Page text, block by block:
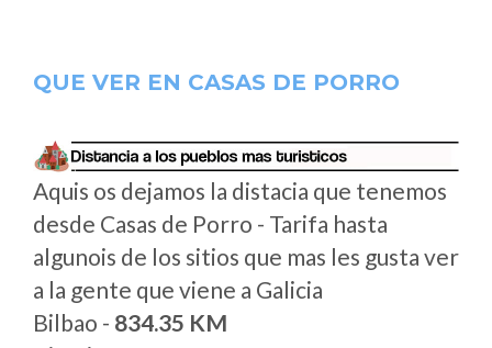
QUE VER EN CASAS DE PORRO
Aquis os dejamos la distacia que tenemos
desde Casas de Porro - Tarifa hasta
algunois de los sitios que mas les gusta ver
a la gente que viene a Galicia
Bilbao - 834.35 KM